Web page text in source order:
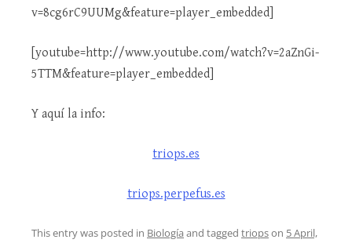
v=8cg6rC9UUMg&feature=player_embedded]
[youtube=http://www.youtube.com/watch?v=2aZnGi-
5TTM&feature=player_embedded]
Y aquí la info:
triops.es
triops.perpefus.es
This entry was posted in Biología and tagged triopson 5 April,